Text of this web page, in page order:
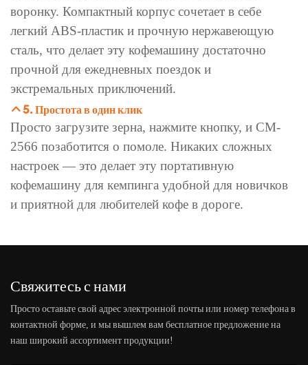
воронку. Компактный корпус сочетает в себе
легкий ABS-пластик и прочную нержавеющую
сталь, что делает эту кофемашину достаточно
прочной для ежедневных поездок и
экстремальных приключений.
5. Простота в один клик
Просто загрузите зерна, нажмите кнопку, и CM-
2566 позаботится о помоле. Никаких сложных
настроек — это делает эту портативную
кофемашину для кемпинга удобной для новичков
и приятной для любителей кофе в дороге.
Свяжитесь с нами
Просто оставьте свой адрес электронной почты или номер телефона в
контактной форме, и мы вышлем вам бесплатное предложение на
наш широкий ассортимент продукции!